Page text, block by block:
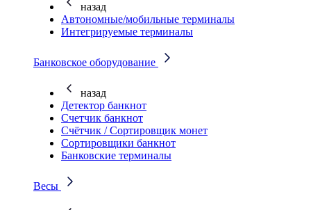
назад
Автономные/мобильные терминалы
Интегрируемые терминалы
Банковское оборудование
назад
Детектор банкнот
Счетчик банкнот
Счётчик / Сортировщик монет
Сортировщики банкнот
Банковские терминалы
Весы